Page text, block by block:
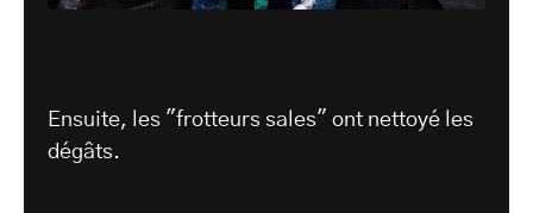
Ensuite, les "frotteurs sales" ont nettoyé les
dégâts.